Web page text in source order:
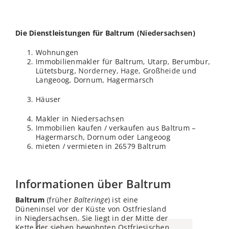
Die Dienstleistungen für Baltrum (Niedersachsen)
Wohnungen
Immobilienmakler für Baltrum, Utarp, Berumbur,
Lütetsburg, Norderney, Hage, Großheide und
Langeoog, Dornum, Hagermarsch
Häuser
Makler in Niedersachsen
Immobilien kaufen / verkaufen aus Baltrum –
Hagermarsch, Dornum oder Langeoog
mieten / vermieten in 26579 Baltrum
Informationen über Baltrum
Baltrum (früherBalteringe) ist eine
Düneninsel vor der Küste von Ostfriesland
in Niedersachsen. Sie liegt in der Mitte der